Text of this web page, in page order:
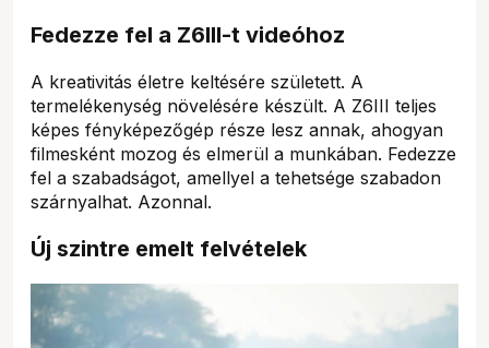
Fedezze fel a Z6III-t videóhoz
A kreativitás életre keltésére született. A
termelékenység növelésére készült. A Z6III teljes
képes fényképezőgép része lesz annak, ahogyan
filmesként mozog és elmerül a munkában. Fedezze
fel a szabadságot, amellyel a tehetsége szabadon
szárnyalhat. Azonnal.
Új szintre emelt felvételek